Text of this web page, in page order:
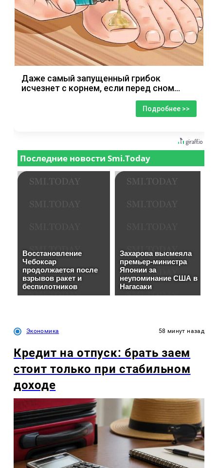
Даже самый запущенный грибок
исчезнет с корнем, если перед сном…
Подробнее >>
Экономика 58 минут назад
Кредит на отпуск: брать заем
стоит только при стабильном
доходе